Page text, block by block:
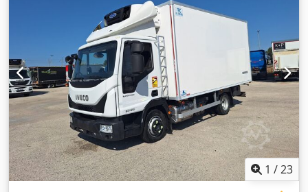
Allestimento Putzmeister TMP 28-4.89S 28m 125mm Ore
lavoro 3493 Gommato 50-60% Buono stato Disponibile da
subito VALUTIAMO PERMUTE DI MEZZI DI TUTTE LE
MARCHE, MAN, MERCEDES, DAF, RENAULT, VOLVO,
SCANIA, CON ATTREZZATURA CIFA, SERMAC, PUTZMEISTER;
O MACCHINE MOVIMENTO TERRA CATERPILLAR, FIAT
HITACHI, KOMATSU ----- MERCEDES BENZ Actros 4144 B
with betonpump Putzmeister 28m First registered
December 07th, 2012 – Euro 5 Km 278966 Equipment
Putzmeister TMP 28-4.89S 28m 125mm H. 3493 Tyres 60-
70% Good condition Available immediately WE EVALUATE
EXCHANGES OF VEHICLES OF ALL BRANDS, MAN,
MERCEDES, DAF, RENAULT, VOLVO, SCANIA, WITH CIFA,
1 /23